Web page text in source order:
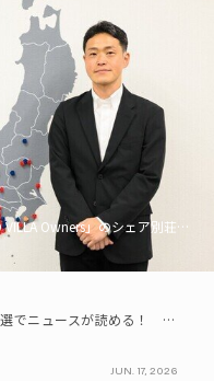
Owners」のシェア別荘とい
【超入門】金融用語11選でニュースが読める！ 知識ゼロからの賢い資産の育て方
JUN. 17, 2026